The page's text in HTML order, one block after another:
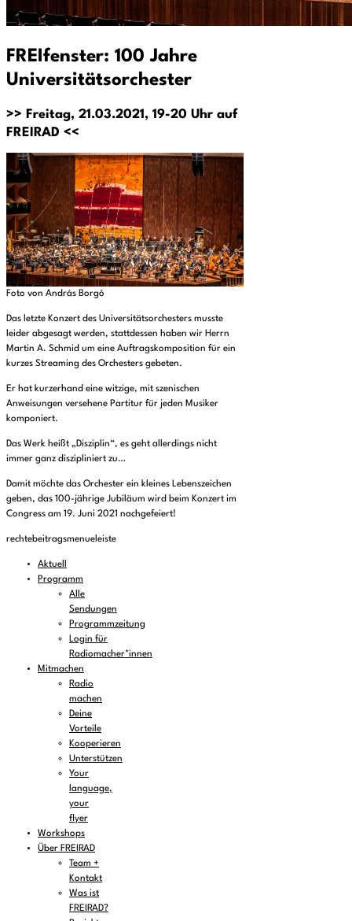
FREIfenster: 100 Jahre
Universitätsorchester
>> Freitag, 21.03.2021, 19-20 Uhr auf
FREIRAD <<
Foto von András Borgó
Das letzte Konzert des Universitätsorchesters musste
leider abgesagt werden, stattdessen haben wir Herrn
Martin A. Schmid um eine Auftragskomposition für ein
kurzes Streaming des Orchesters gebeten.
Er hat kurzerhand eine witzige, mit szenischen
Anweisungen versehene Partitur für jeden Musiker
komponiert.
Das Werk heißt „Disziplin“, es geht allerdings nicht
immer ganz diszipliniert zu…
Damit möchte das Orchester ein kleines Lebenszeichen
geben, das 100-jährige Jubiläum wird beim Konzert im
Congress am 19. Juni 2021 nachgefeiert!
rechtebeitragsmenueleiste
Aktuell
Programm
Alle
Sendungen
Programmzeitung
Login für
Radiomacher*innen
Mitmachen
Radio
machen
Deine
Vorteile
Kooperieren
Unterstützen
Your
language,
your
flyer
Workshops
Über FREIRAD
Team +
Kontakt
Was ist
FREIRAD?